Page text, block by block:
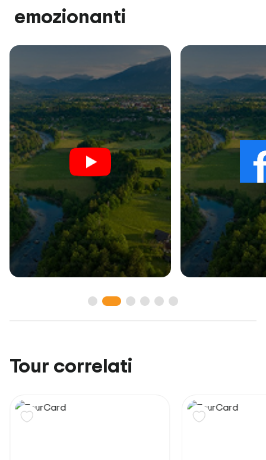
emozionanti
Tour correlati